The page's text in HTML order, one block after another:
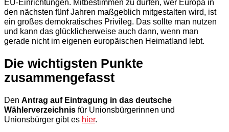
EU-Einrichtungen. Mitbestimmen zu dürfen, wer Europa in
den nächsten fünf Jahren maßgeblich mitgestalten wird, ist
ein großes demokratisches Privileg. Das sollte man nutzen
und kann das glücklicherweise auch dann, wenn man
gerade nicht im eigenen europäischen Heimatland lebt.
Die wichtigsten Punkte
zusammengefasst
Den Antrag auf Eintragung in das deutsche
Wählerverzeichnis für Unionsbürgerinnen und
Unionsbürger gibt es hier.